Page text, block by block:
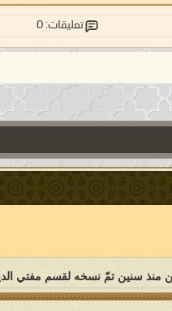
تعليقات: 0
منذ سنين تمّ نسخه لقسم مفتي